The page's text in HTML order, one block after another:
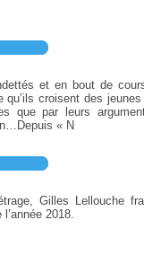
et en bout de
qu’ils croisent des
que par leurs
« N
Gilles Lellouche
2018.